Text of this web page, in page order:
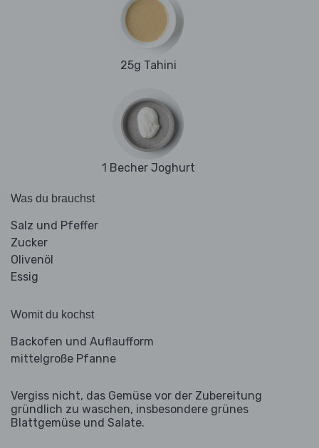
25g Tahini
1 Becher Joghurt
Was du brauchst
Salz und Pfeffer
Zucker
Olivenöl
Essig
Womit du kochst
Backofen und Auflaufform
mittelgroße Pfanne
Vergiss nicht, das Gemüse vor der Zubereitung
gründlich zu waschen, insbesondere grünes
Blattgemüse und Salate.